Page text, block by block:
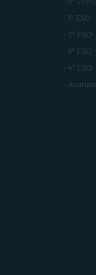
- 1º ESO
- 2º ESO
- 3º ESO
- 4º ESO
-